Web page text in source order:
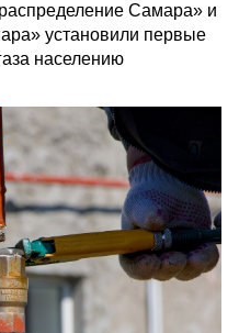
Самара» и
установили первые
населению